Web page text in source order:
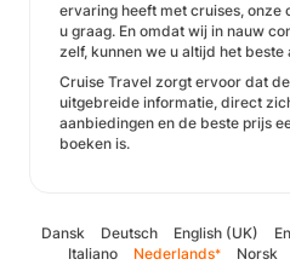
ervaring heeft met cruises, onze
u graag. En omdat wij in nauw
zelf, kunnen we u altijd het beste
Cruise Travel zorgt ervoor dat
uitgebreide informatie, direct
aanbiedingen en de beste prijs
boeken is.
Dansk Deutsch English (UK)
Italiano
Nederlands* Norsk